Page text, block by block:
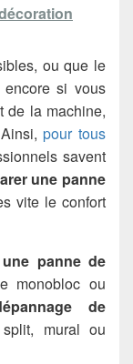
ou que le
si vous
de la machine,
Ainsi,pour tous
savent
une panne
vite le confort
panne de
monobloc ou
de
mural ou